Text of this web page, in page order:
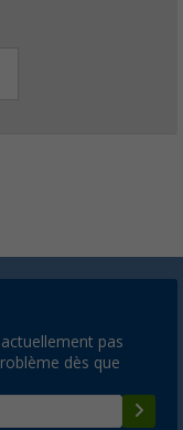
pas
dès que